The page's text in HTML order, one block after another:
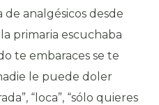
analgésicos desde
primaria escuchaba
te embaraces se te
le puede doler
“loca”, “sólo quieres